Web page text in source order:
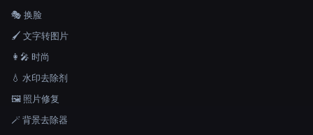
🎭 换脸
🖌️ 文字转图片
👩‍🎤 时尚
💧 水印去除剂
🖼️ 照片修复
🪄 背景去除器